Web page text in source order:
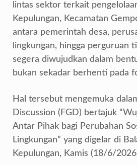
lintas sektor terkait
Kepulungan, Kecamatan
antara pemerintah desa,
lingkungan, hingga perguruan
segera diwujudkan dalam
bukan sekadar berhenti pada
Hal tersebut mengemuka
Discussion (FGD) bertajuk
Antar Pihak bagi Perubahan
Lingkungan” yang digelar di
Kepulungan, Kamis (18/6/